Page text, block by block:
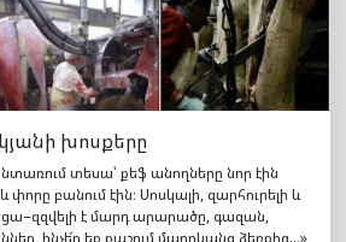
տեսա՝ քեֆ անողները նոր էին
բանում էին։ Սոսկալի, զարհուրելի և
է մարդ արարածը, գազան,
ինչե՜ր եք քաշում մարդկանց ձեռքից…»